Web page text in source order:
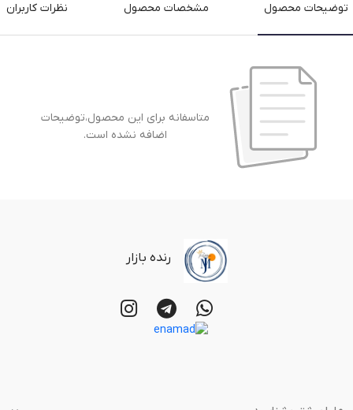
توضیحات محصول مشخصات محصول نظرات کاربران
متاسفانه برای این محصول،توضیحات
اضافه نشده است.
رنده بازار